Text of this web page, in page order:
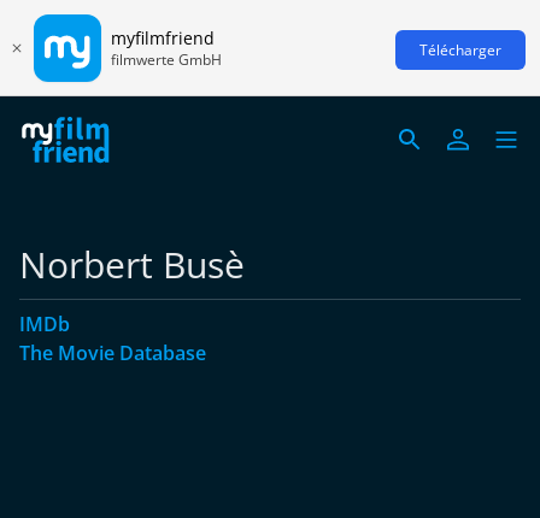
myfilmfriend
filmwerte GmbH Télécharger
Norbert Busè
IMDb
The Movie Database